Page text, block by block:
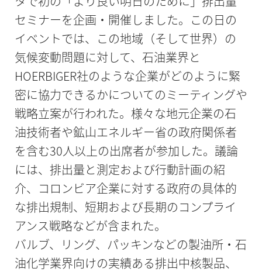
セミナーを企画・開催しました。この日の
イベントでは、この地域（そして世界）の
気候変動問題に対して、石油業界と
HOERBIGER社のような企業がどのように緊
密に協力できるかについてのミーティングや
戦略立案が行われた。様々な地元企業の石
油技術者や鉱山エネルギー省の政府関係者
を含む30人以上の出席者が参加した。議論
には、排出量と測定および行動計画の紹
介、コロンビア企業に対する政府の具体的
な排出規制、短期および長期のコンプライ
アンス戦略などが含まれた。
バルブ、リング、パッキンなどの製油所・石
油化学業界向けの実績ある排出中核製品、